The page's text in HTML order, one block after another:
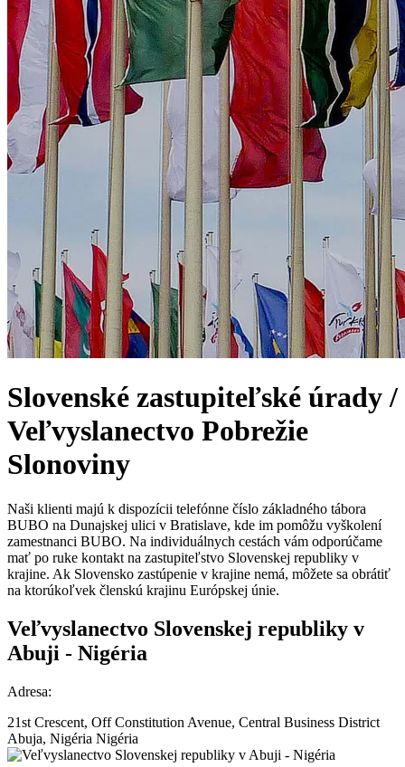
Slovenské zastupiteľské úrady /
Veľvyslanectvo Pobrežie
Slonoviny
Naši klienti majú k dispozícii telefónne číslo základného tábora
BUBO na Dunajskej ulici v Bratislave, kde im pomôžu vyškolení
zamestnanci BUBO. Na individuálnych cestách vám odporúčame
mať po ruke kontakt na zastupiteľstvo Slovenskej republiky v
krajine. Ak Slovensko zastúpenie v krajine nemá, môžete sa obrátiť
na ktorúkoľvek členskú krajinu Európskej únie.
Veľvyslanectvo Slovenskej republiky v
Abuji - Nigéria
Adresa:
21st Crescent, Off Constitution Avenue, Central Business District
Abuja, Nigéria Nigéria